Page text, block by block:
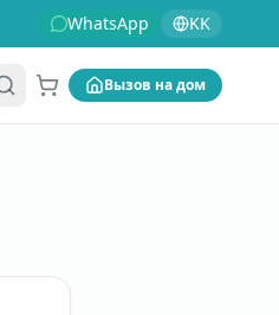
WhatsApp KK
Корзина
Вызов на дом